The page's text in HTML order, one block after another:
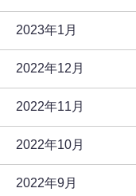
2023年1月
2022年12月
2022年11月
2022年10月
2022年9月